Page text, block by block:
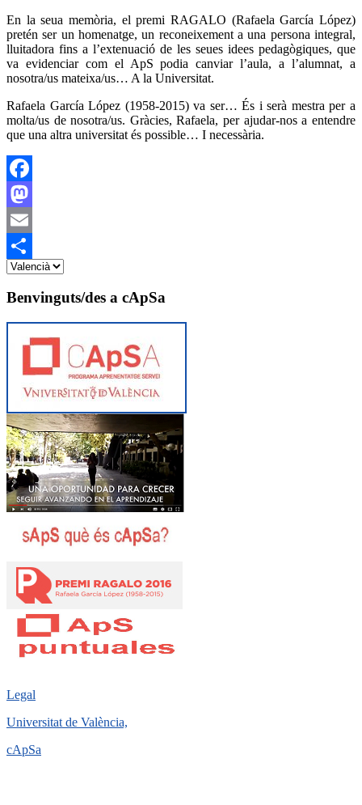
En la seua memòria, el premi RAGALO (Rafaela García López)
pretén ser un homenatge, un reconeixement a una persona integral,
lluitadora fins a l’extenuació de les seues idees pedagògiques, que
va evidenciar com el ApS podia canviar l’aula, a l’alumnat, a
nosotra/us mateixa/us… A la Universitat.
Rafaela García López (1958-2015) va ser… És i serà mestra per a
molta/us de nosotra/us. Gràcies, Rafaela, per ajudar-nos a entendre
que una altra universitat és possible… I necessària.
Facebook
Mastodon
Email
Share
Benvinguts/des a cApSa
Legal
Universitat de València,
cApSa